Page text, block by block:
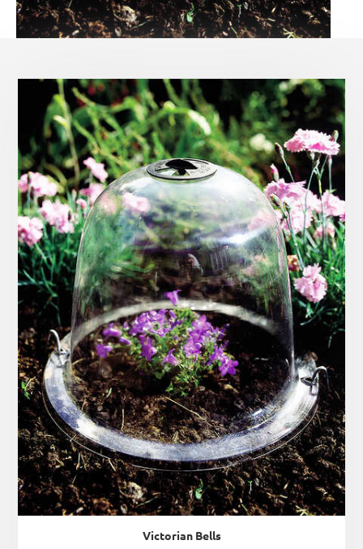
Victorian Bells